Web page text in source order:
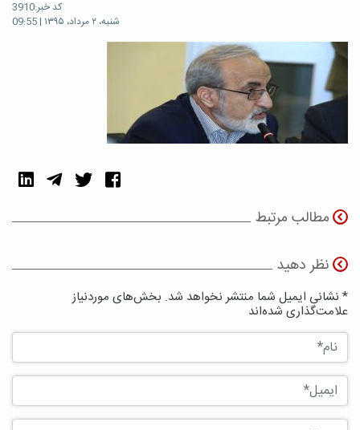
کد خبر:3910
شنبه، ۲ مرداد، ۱۳۹۵ | 09:55
مطالب مرتبط
نظر دهید
* نشانی ایمیل شما منتشر نخواهد شد. بخش‌های موردنیاز
علامت‌گذاری شده‌اند